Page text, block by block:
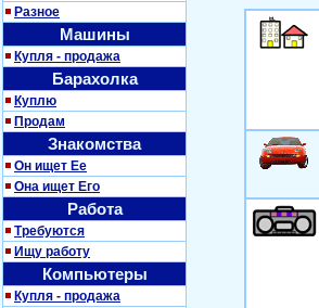
Разное
Машины
Купля - продажа
Барахолка
Куплю
Продам
Знакомства
Он ищет Ее
Она ищет Его
Работа
Требуются
Ищу работу
Компьютеры
Купля - продажа